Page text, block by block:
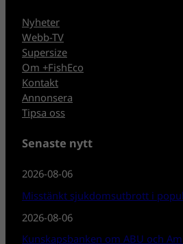
Nyheter
Webb-TV
Supersize
Om +FishEco
Kontakt
Annonsera
Tipsa oss
Senaste nytt
2026-08-06
Misstänkt sjukdomsutbrott i
2026-08-06
Kunskapsbanken om ABU och